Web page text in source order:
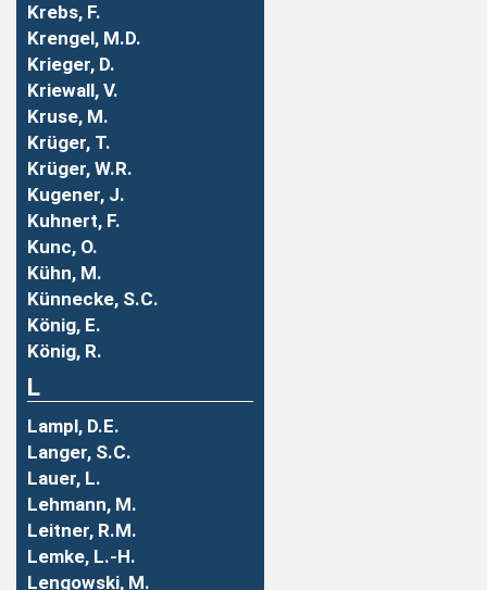
Krebs, F.
Krengel, M.D.
Krieger, D.
Kriewall, V.
Kruse, M.
Krüger, T.
Krüger, W.R.
Kugener, J.
Kuhnert, F.
Kunc, O.
Kühn, M.
Künnecke, S.C.
König, E.
König, R.
L
Lampl, D.E.
Langer, S.C.
Lauer, L.
Lehmann, M.
Leitner, R.M.
Lemke, L.-H.
Lengowski, M.